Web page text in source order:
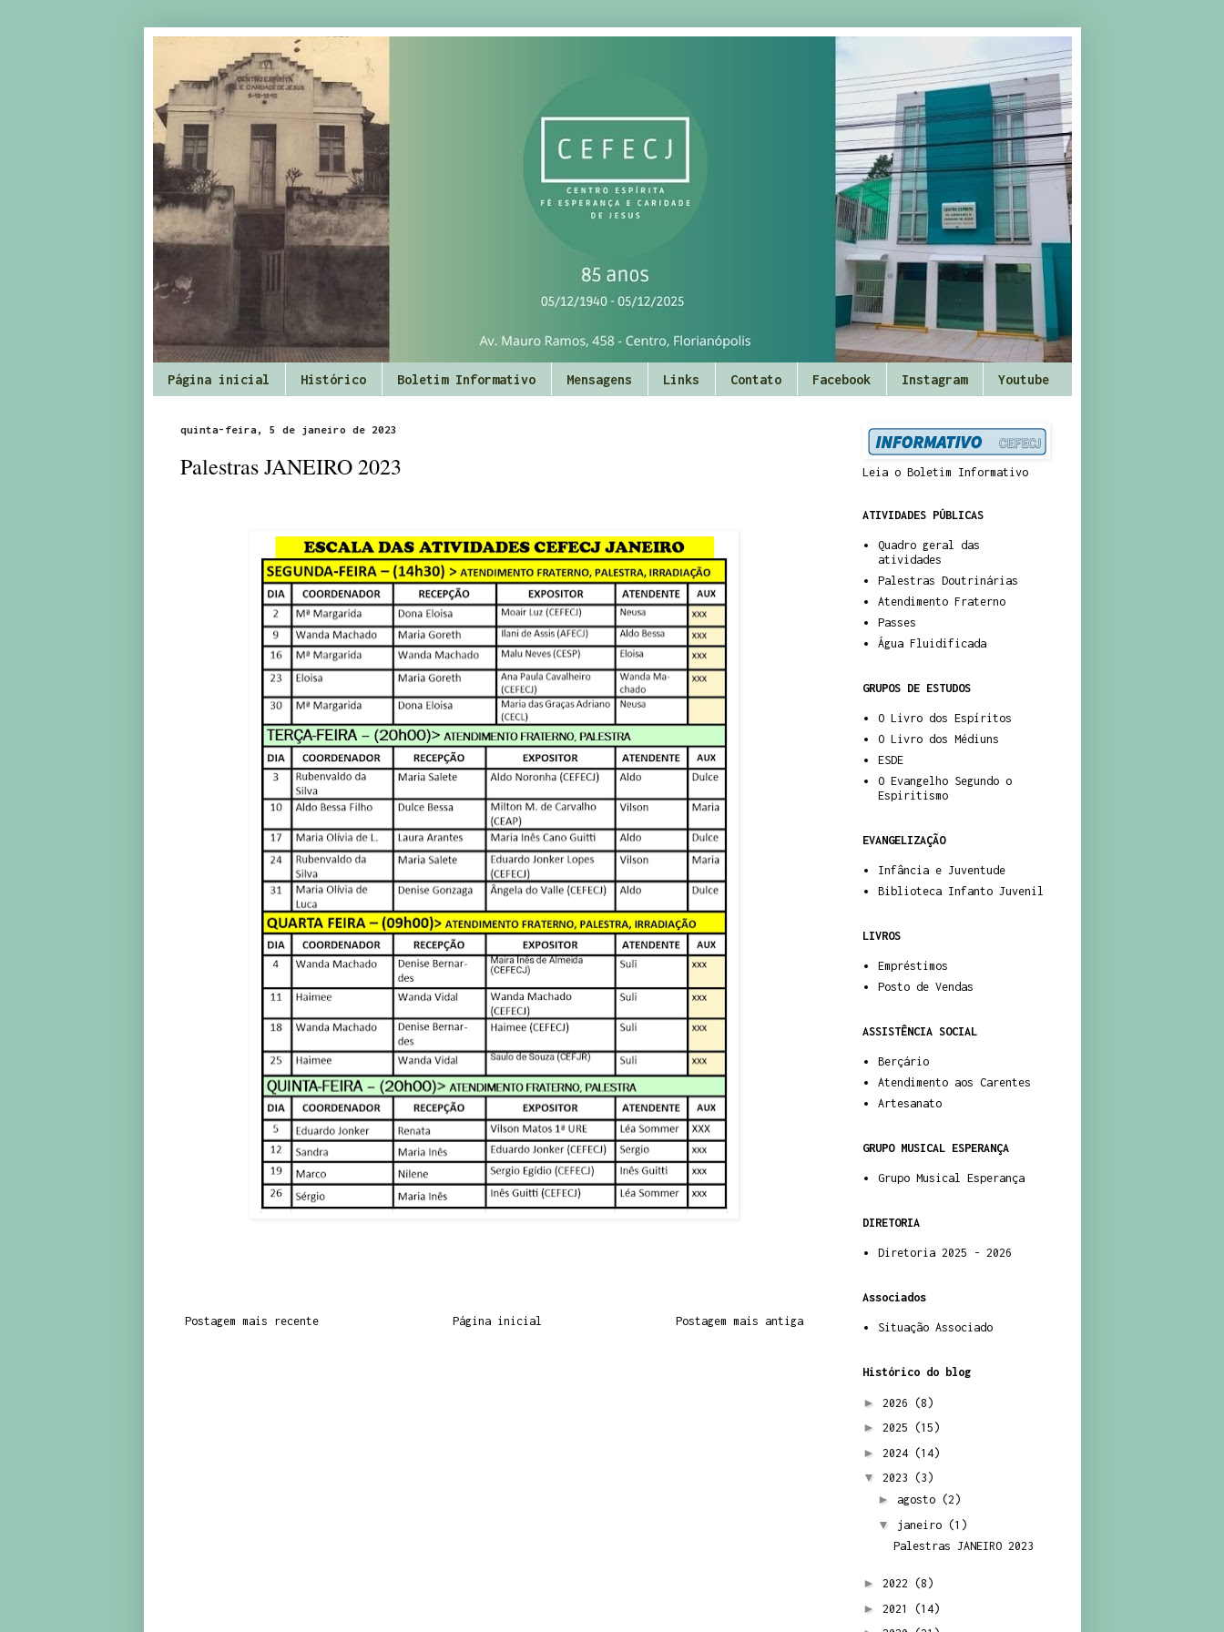
Página inicial Histórico Boletim Informativo Mensagens Links Contato Facebook Instagram Youtube
quinta-feira, 5 de janeiro de 2023
Palestras JANEIRO 2023
Postagem mais recente Postagem mais antiga
Página inicial
Leia o Boletim Informativo
ATIVIDADES PÚBLICAS
Quadro geral das
atividades
Palestras Doutrinárias
Atendimento Fraterno
Passes
Água Fluidificada
GRUPOS DE ESTUDOS
O Livro dos Espíritos
O Livro dos Médiuns
ESDE
O Evangelho Segundo o
Espiritismo
EVANGELIZAÇÃO
Infância e Juventude
Biblioteca Infanto Juvenil
LIVROS
Empréstimos
Posto de Vendas
ASSISTÊNCIA SOCIAL
Berçário
Atendimento aos Carentes
Artesanato
GRUPO MUSICAL ESPERANÇA
Grupo Musical Esperança
DIRETORIA
Diretoria 2025 - 2026
Associados
Situação Associado
Histórico do blog
► 2026 (8)
► 2025 (15)
► 2024 (14)
▼ 2023 (3)
► agosto (2)
▼ janeiro (1)
Palestras JANEIRO 2023
► 2022 (8)
► 2021 (14)